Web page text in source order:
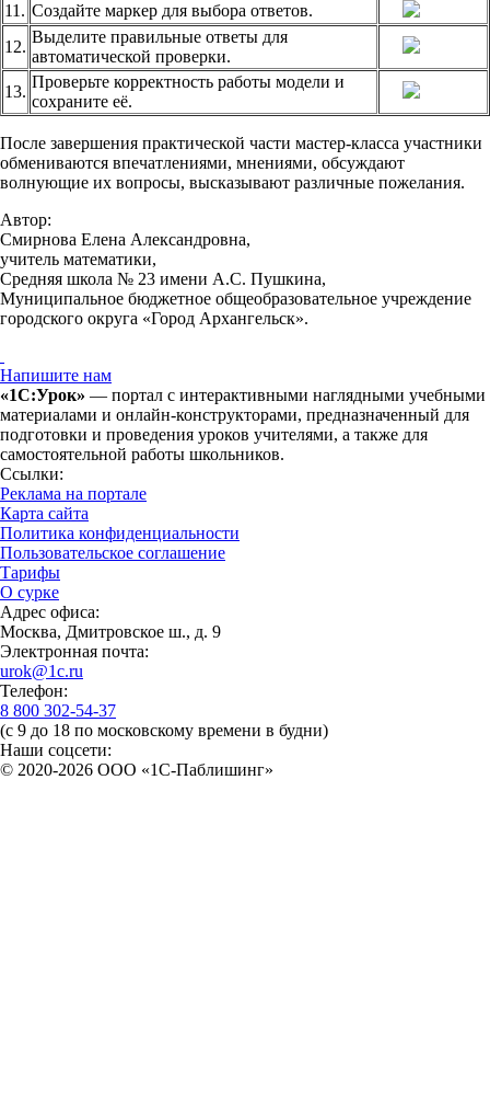
11. Создайте маркер для выбора ответов.
12.
Выделите правильные ответы для
автоматической проверки.
13.
Проверьте корректность работы модели и
сохраните её.
После завершения практической части мастер-класса участники
обмениваются впечатлениями, мнениями, обсуждают
волнующие их вопросы, высказывают различные пожелания.
Автор:
Смирнова Елена Александровна,
учитель математики,
Средняя школа № 23 имени А.С. Пушкина,
Муниципальное бюджетное общеобразовательное учреждение
городского округа «Город Архангельск».
Напишите нам
«1С:Урок» — портал с интерактивными наглядными учебными
материалами и онлайн-конструкторами, предназначенный для
подготовки и проведения уроков учителями, а также для
самостоятельной работы школьников.
Ссылки:
Реклама на портале
Карта сайта
Политика конфиденциальности
Пользовательское соглашение
Тарифы
О сурке
Адрес офиса:
Москва, Дмитровское ш., д. 9
Электронная почта:
urok@1c.ru
Телефон:
8 800 302-54-37
(с 9 до 18 по московскому времени в будни)
Наши соцсети:
© 2020-2026 OOO «1С-Паблишинг»